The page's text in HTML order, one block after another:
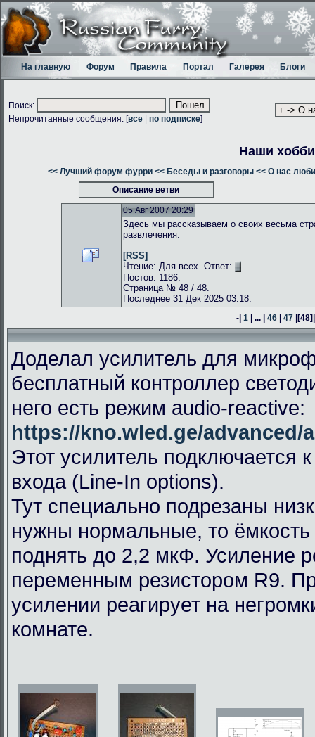
На главную Форум Правила Портал Галерея Блоги
Поиск:
Непрочитанные сообщения: [все по подписке]
Наши хобби
<< Лучший форум фурри << Беседы и разговоры << О нас
Описание ветви
05 Авг 2007 20:29
Здесь мы рассказываем о своих весьма
развлечения.
[RSS]
Чтение: Для всех. Ответ:
.
Постов: 1186.
Страница № 48 / 48.
Последнее 31 Дек 2025 03:18.
-| 1 | ... | 46 | 47 |[48]
Доделал усилитель для
бесплатный контроллер
него есть режим audio-reactive:
https://kno.wled.ge/advanced/
Этот усилитель подключается
входа (Line-In options).
Тут специально подрезаны
нужны нормальные, то
поднять до 2,2 мкФ. Усиление
переменным резистором R9.
усилении реагирует на
комнате.